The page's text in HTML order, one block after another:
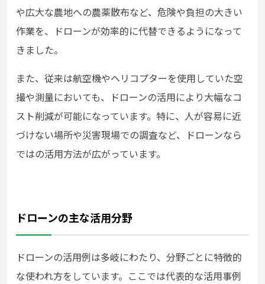
や広大な農地への農薬散布など、危険や負担の大きい
作業を、ドローンが効率的に代替できるようになって
きました。
また、従来は航空機やヘリコプターを使用していた空
撮や測量においても、ドローンの活用により大幅なコ
スト削減が可能になっています。特に、人が容易に近
づけない場所や災害現場での調査など、ドローンなら
ではの活用方法が広がっています。
ドローンの主な活用分野
ドローンの活用例は多岐にわたり、分野ごとに特徴的
な使われ方をしています。ここでは代表的な活用事例